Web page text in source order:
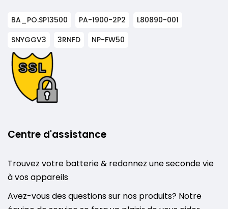
BA_PO.SP13500 PA-1900-2P2
L80890-001
SNYGGV3
3RNFD NP-FW50
Centre d'assistance
Trouvez votre batterie & redonnez une seconde vie
à vos appareils
Avez-vous des questions sur nos produits? Notre